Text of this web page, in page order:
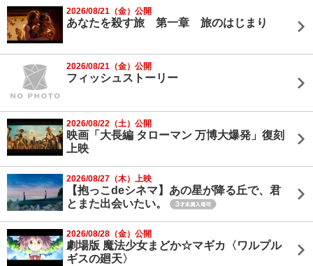
2026/08/21（金）公開
あなたを殺す旅 第一章 旅のはじまり
2026/08/21（金）公開
フィッシュストーリー
2026/08/22（土）公開
映画「大長編 タローマン 万博大爆発」復刻
上映
2026/08/27（木）上映
【抱っこdeシネマ】あの星が降る丘で、君
とまた出会いたい。
2026/08/28（金）公開
劇場版 魔法少女まどか☆マギカ〈ワルプル
ギスの廻天〉